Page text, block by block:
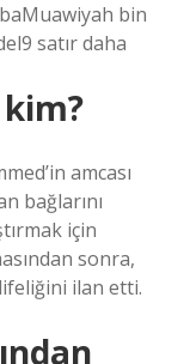
bin
satır daha
amcası
bağlarını
için
sonra,
ilan etti.